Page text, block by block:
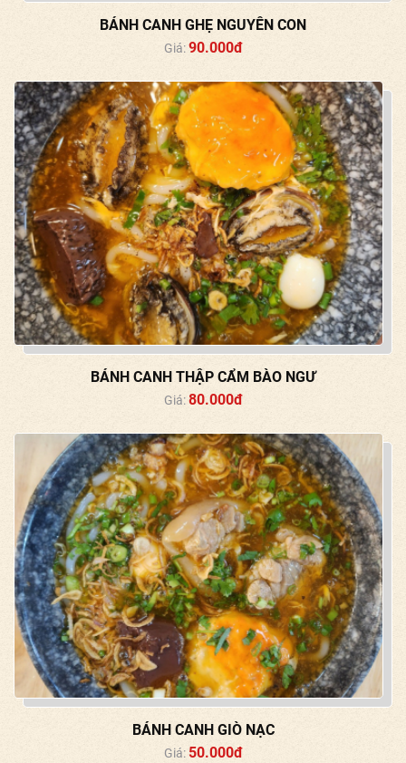
BÁNH CANH GHẸ NGUYÊN CON
Giá:90.000đ
BÁNH CANH THẬP CẨM BÀO NGƯ
Giá:80.000đ
BÁNH CANH GIÒ NẠC
Giá: 50.000đ